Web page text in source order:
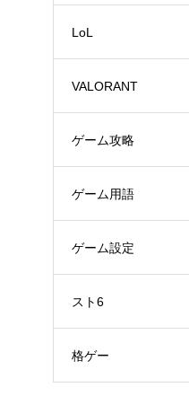
LoL
VALORANT
ゲーム攻略
ゲーム用語
ゲーム設定
スト6
格ゲー